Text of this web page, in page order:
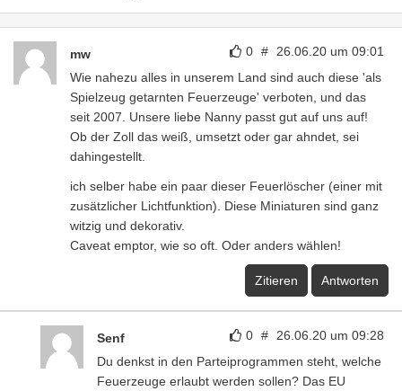
0 # 26.06.20 um 09:01
mw
Wie nahezu alles in unserem Land sind auch diese 'als
Spielzeug getarnten Feuerzeuge' verboten, und das
seit 2007. Unsere liebe Nanny passt gut auf uns auf!
Ob der Zoll das weiß, umsetzt oder gar ahndet, sei
dahingestellt.
ich selber habe ein paar dieser Feuerlöscher (einer mit
zusätzlicher Lichtfunktion). Diese Miniaturen sind ganz
witzig und dekorativ.
Caveat emptor, wie so oft. Oder anders wählen!
Zitieren Antworten
0 # 26.06.20 um 09:28
Senf
Du denkst in den Parteiprogrammen steht, welche
Feuerzeuge erlaubt werden sollen? Das EU